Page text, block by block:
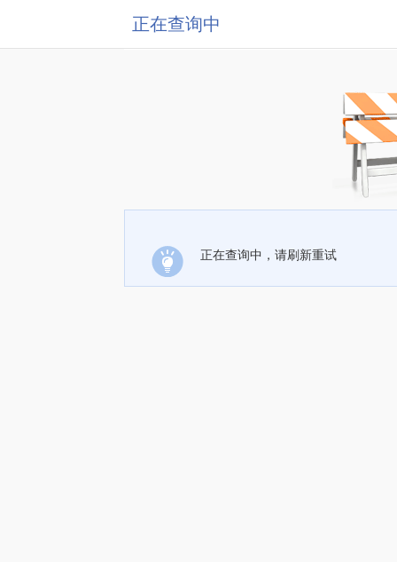
正在查询中
正在查询中，请刷新重试